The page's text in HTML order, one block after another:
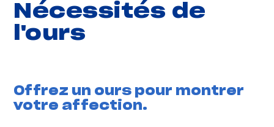
Nécessités de
l'ours
Offrez un ours pour montrer
votre affection.